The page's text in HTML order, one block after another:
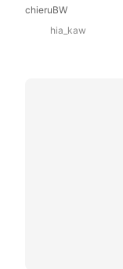
chieruBW
hia_kaw